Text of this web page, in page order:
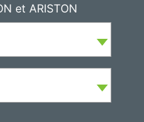
et ARISTON